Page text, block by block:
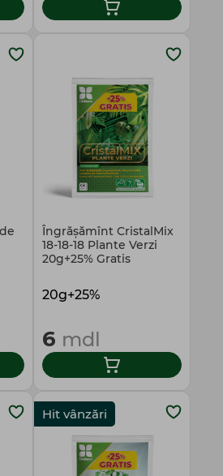
Îngrășămînt CristalMix
18-18-18 Plante Verzi
20g+25% Gratis
20g+25%
6 mdl
Hit vânzări